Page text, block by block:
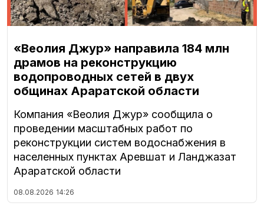
«Веолия Джур» направила 184 млн
драмов на реконструкцию
водопроводных сетей в двух
общинах Араратской области
Компания «Веолия Джур» сообщила о
проведении масштабных работ по
реконструкции систем водоснабжения в
населенных пунктах Аревшат и Ланджазат
Араратской области
08.08.2026 14:26